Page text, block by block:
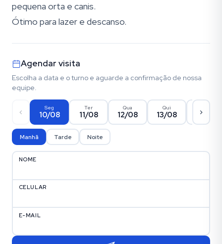
pequena orta e canis.
Ótimo para lazer e descanso.
Agendar visita
Escolha a data e o turno e aguarde a confirmação de nossa
equipe.
Seg
10/08
Ter
11/08
Qua
12/08
Qui
13/08 14/08
Manhã Tarde Noite
NOME
CELULAR
E-MAIL